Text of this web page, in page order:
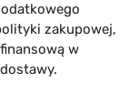
zakupowej,
w